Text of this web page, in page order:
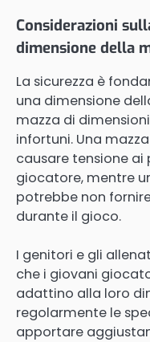
Considerazioni
dimensione della
La sicurezza è
una dimensione
mazza di
infortuni. Una
causare tensione ai
giocatore, mentre
potrebbe non
durante il gioco.
I genitori e gli
che i giovani
adattino alla loro
regolarmente le
apportare